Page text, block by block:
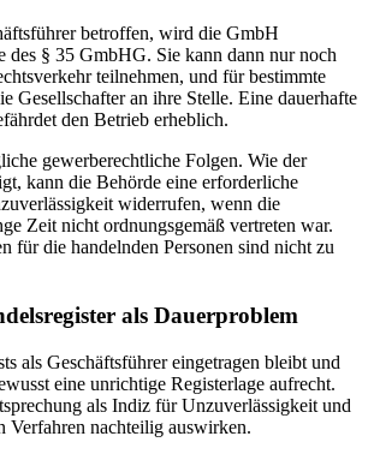
betroffen, wird die GmbH
des § 35 GmbHG. Sie kann dann nur noch
teilnehmen, und für bestimmte
Gesellschafter an ihre Stelle. Eine dauerhafte
den Betrieb erheblich.
gewerberechtliche Folgen. Wie der
kann die Behörde eine erforderliche
widerrufen, wenn die
Zeit nicht ordnungsgemäß vertreten war.
für die handelnden Personen sind nicht zu
als Dauerproblem
als Geschäftsführer eingetragen bleibt und
eine unrichtige Registerlage aufrecht.
als Indiz für Unzuverlässigkeit und
Verfahren nachteilig auswirken.